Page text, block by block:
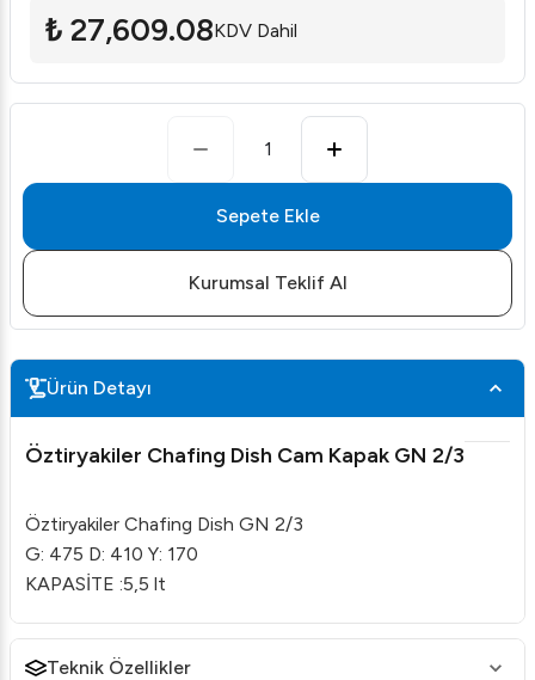
₺ 27,609.08KDV Dahil
1
Sepete Ekle
Kurumsal Teklif Al
Ürün Detayı
Öztiryakiler Chafing Dish Cam Kapak GN 2/3
Öztiryakiler Chafing Dish GN 2/3
G: 475 D: 410 Y: 170
KAPASİTE :5,5 lt
Teknik Özellikler